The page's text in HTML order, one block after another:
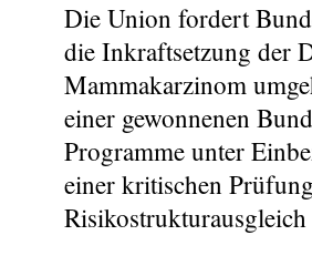
Die Union fordert
die Inkraftsetzung der
Mammakarzinom
einer gewonnenen
Programme unter
einer kritischen
Risikostrukturausgleich